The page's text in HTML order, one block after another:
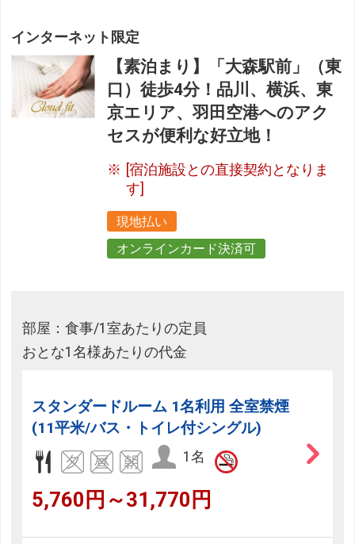
インターネット限定
【素泊まり】「大森駅前」（東
口）徒歩4分！品川、横浜、東
京エリア、羽田空港へのアク
セスが便利な好立地！
[宿泊施設との直接契約となりま
す]
現地払い
オンラインカード決済可
部屋：食事/1室あたりの定員
おとな1名様あたりの代金
スタンダードルーム 1名利用 全室禁煙
(11平米/バス・トイレ付シングル)
1名
5,760円～31,770円